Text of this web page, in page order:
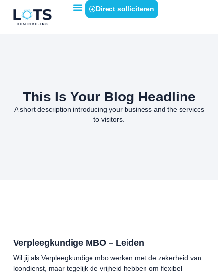
Direct solliciteren
This Is Your Blog Headline
A short description introducing your business and the services
to visitors.
Verpleegkundige MBO – Leiden
Wil jij als Verpleegkundige mbo werken met de zekerheid van
loondienst, maar tegelijk de vrijheid hebben om flexibel